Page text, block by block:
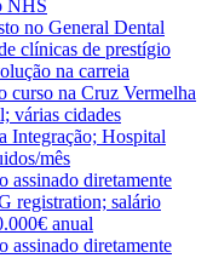
NHS
no General Dental
clínicas de prestígio
na carreia
curso na Cruz Vermelha
várias cidades
Integração; Hospital
mês
assinado diretamente
registration; salário
anual
assinado diretamente